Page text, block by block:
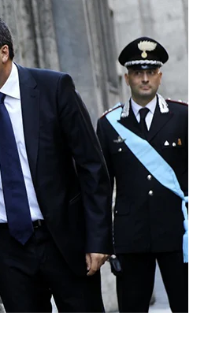
Informazione
al biologico italiano
Nord. Il settore è a
Evidenza
Acque